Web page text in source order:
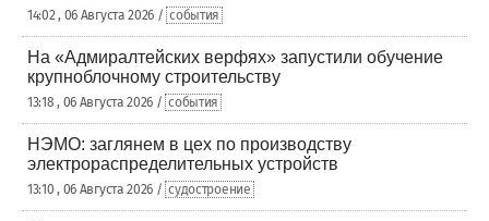
14:02 , 06 Августа 2026 / события
На «Адмиралтейских верфях» запустили обучение
крупноблочному строительству
13:18 , 06 Августа 2026 / события
НЭМО: заглянем в цех по производству
электрораспределительных устройств
13:10 , 06 Августа 2026 / судостроение